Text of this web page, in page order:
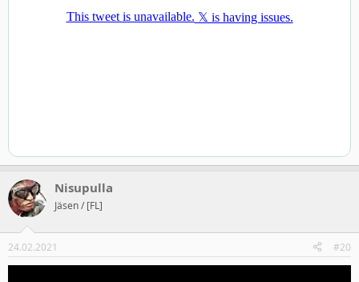
Nisupulla
Jäsen / [FL]
24.02.2021 #20